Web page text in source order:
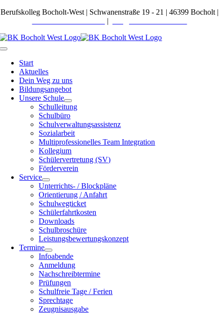
Zum
Berufskolleg Bocholt-West | Schwanenstraße 19 - 21 | 46399 Bocholt |
|
Toggle
Navigation
Start
Aktuelles
Dein Weg zu uns
Bildungsangebot
Unsere Schule
Schulleitung
Schulbüro
Schulverwaltungsassistenz
Sozialarbeit
Multiprofessionelles Team Integration
Kollegium
Schülervertretung (SV)
Förderverein
Service
Unterrichts- / Blockpläne
Orientierung / Anfahrt
Schulwegticket
Schülerfahrtkosten
Downloads
Schulbroschüre
Leistungsbewertungskonzept
Termine
Infoabende
Anmeldung
Nachschreibtermine
Prüfungen
Schulfreie Tage / Ferien
Sprechtage
Zeugnisausgabe